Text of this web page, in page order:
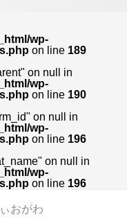
wp-
on line 189
on null in
wp-
on line 190
on null in
wp-
on line 196
on null in
wp-
on line 196
おがわ